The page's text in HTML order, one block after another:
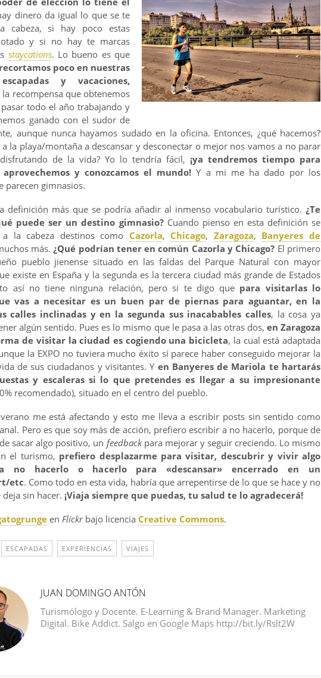
dinero da igual lo que se te
cabeza, si hay poco estas
y si no hay te marcas
staycations. Lo bueno es que
poco en nuestras
y vacaciones,
la recompensa que obtenemos
todo el año trabajando y
ganado con el sudor de
aunque nunca hayamos sudado en la oficina. Entonces, ¿qué hacemos?
a la playa/montaña a descansar y desconectar o mejor nos vamos a no parar
de la vida? Yo lo tendría fácil, ¡ya tendremos tiempo para
aprovechemos y conozcamos el mundo! Y a mi me ha dado por los
parecen gimnasios.
definición más que se podría añadir al inmenso vocabulario turístico. ¿Te
puede ser un destino gimnasio?Cuando pienso en esta definición se
la cabeza destinos como Cazorla, Chicago, Zaragoza, Banyeres de
más.¿Qué podrían tener en común Cazorla y Chicago? El primero
pueblo jienense situado en las faldas del Parque Natural con mayor
existe en España y la segunda es la tercera ciudad más grande de Estados
así no tiene ninguna relación, pero si te digo que para visitarlas lo
vas a necesitar es un buen par de piernas para aguantar, en la
calles inclinadas y en la segunda sus inacabables calles, la cosa ya
algún sentido. Pues es lo mismo que le pasa a las otras dos, en Zaragoza
de visitar la ciudad es cogiendo una bicicleta, la cual está adaptada
la EXPO no tuviera mucho éxito sí parece haber conseguido mejorar la
de sus ciudadanos y visitantes. Y en Banyeres de Mariola te hartarás
y escaleras si lo que pretendes es llegar a su impresionante
recomendado), situado en el centro del pueblo.
me está afectando y esto me lleva a escribir posts sin sentido como
Pero es que soy más de acción, prefiero escribir a no hacerlo, porque de
sacar algo positivo, un feedbackpara mejorar y seguir creciendo. Lo mismo
el turismo, prefiero desplazarme para visitar, descubrir y vivir algo
no hacerlo o hacerlo para «descansar» encerrado en un
etc. Como todo en esta vida, habría que arrepentirse de lo que se hace y no
deja sin hacer. ¡Viaja siempre que puedas, tu salud te lo agradecerá!
en Flickrbajo licencia Creative Commons.
ESCAPADAS EXPERIENCIAS VIAJES
JUAN DOMINGO ANTÓN
Turismólogo y Docente. E-Learning & Brand Manager. Marketing
Digital. Bike Addict. Salgo en Google Maps http://bit.ly/Rslt2W